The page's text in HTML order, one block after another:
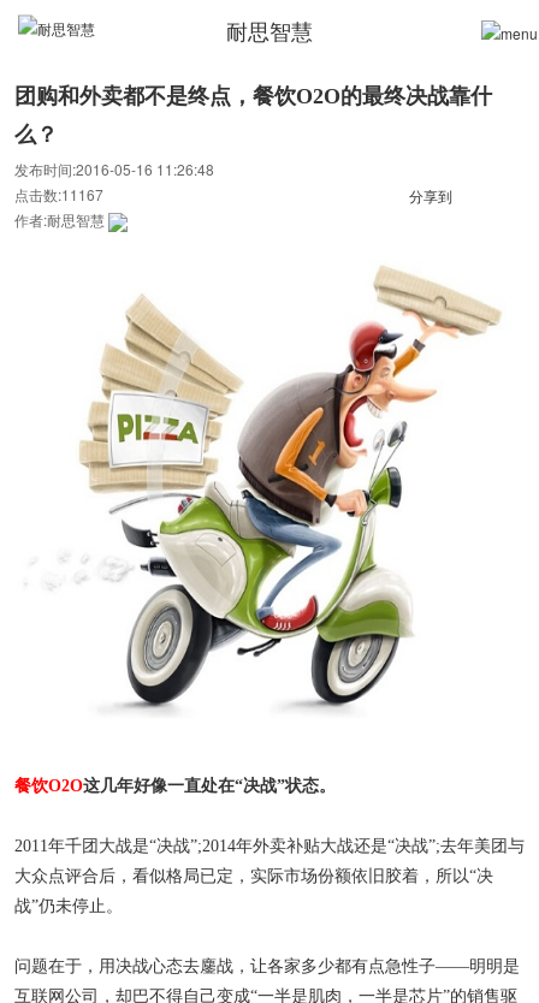
耐思智慧
团购和外卖都不是终点，餐饮O2O的最终决战靠什
么？
发布时间:2016-05-16 11:26:48
点击数:11167
作者:耐思智慧
分享到
餐饮O2O这几年好像一直处在“决战”状态。
2011年千团大战是“决战”;2014年外卖补贴大战还是“决战”;去年美团与
大众点评合后，看似格局已定，实际市场份额依旧胶着，所以“决
战”仍未停止。
问题在于，用决战心态去鏖战，让各家多少都有点急性子——明明是
互联网公司，却巴不得自己变成“一半是肌肉，一半是芯片”的销售驱